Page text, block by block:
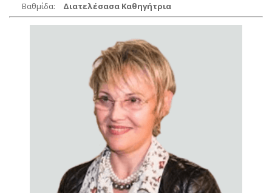
Βαθμίδα:
Διατελέσασα Καθηγήτρια